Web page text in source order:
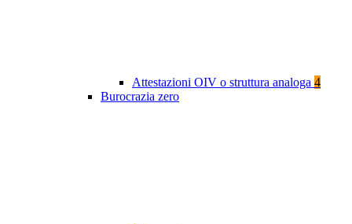
Attestazioni OIV o struttura analoga 4
Burocrazia zero